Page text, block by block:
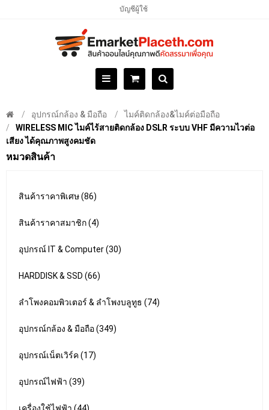
บัญชีผู้ใช้
อุปกรณ์กล้อง & มือถือ
ไมค์ติดกล้อง&ไมค์ต่อมือถือ
WIRELESS MIC ไมค์ไร้สายติดกล้อง DSLR ระบบ VHF มีความไวต่อ
เสียง ได้คุณภาพสูงคมชัด
หมวดสินค้า
สินค้าราคาพิเศษ (86)
สินค้าราคาสมาชิก (4)
อุปกรณ์ IT & Computer (30)
HARDDISK & SSD (66)
ลำโพงคอมพิวเตอร์ & ลำโพงบลูทูธ (74)
อุปกรณ์กล้อง & มือถือ (349)
อุปกรณ์เน็ตเวิร์ค (17)
อุปกรณ์ไฟฟ้า (39)